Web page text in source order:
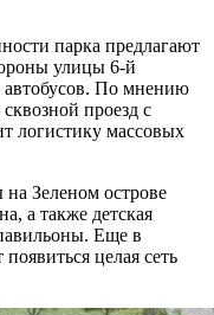
парка предлагают
улицы 6-й
автобусов. По мнению
проезд с
логистику массовых
Зеленом острове
а также детская
Еще в
целая сеть